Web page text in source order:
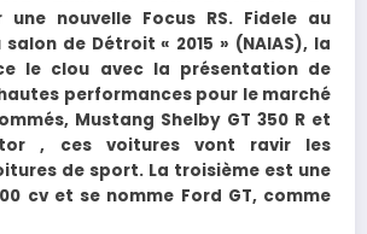
une nouvelle Focus RS. Fidele au
de Détroit « 2015 » (NAIAS), la
le clou avec la présentation de
performances pour le marché
Mustang Shelby GT 350 R et
, ces voitures vont ravir les
de sport. La troisième est une
cv et se nomme Ford GT, comme